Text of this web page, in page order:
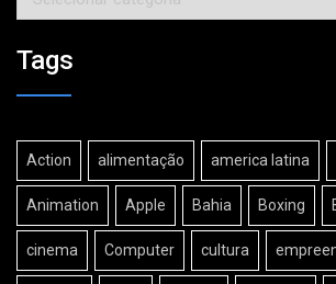
Tags
Action alimentação america latina
Animation Apple Bahia Boxing
cinema Computer cultura